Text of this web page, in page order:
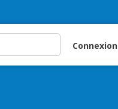
Connexion